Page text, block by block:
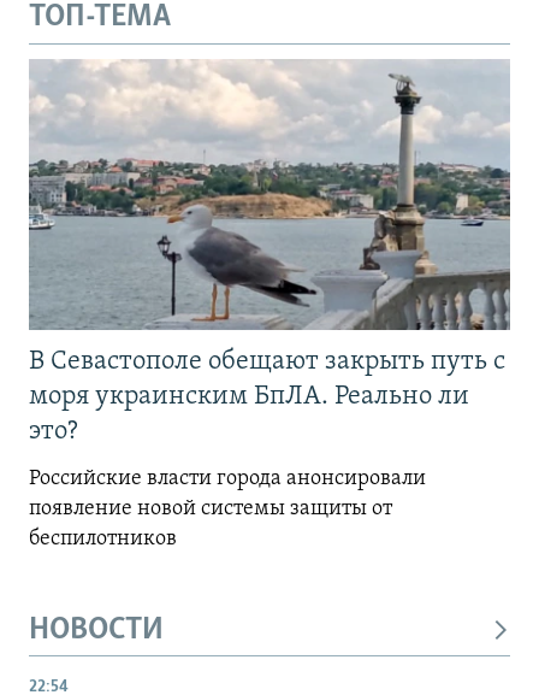
ТОП-ТЕМА
В Севастополе обещают закрыть путь с
моря украинским БпЛА. Реально ли
это?
Российские власти города анонсировали
появление новой системы защиты от
беспилотников
НОВОСТИ
22:54